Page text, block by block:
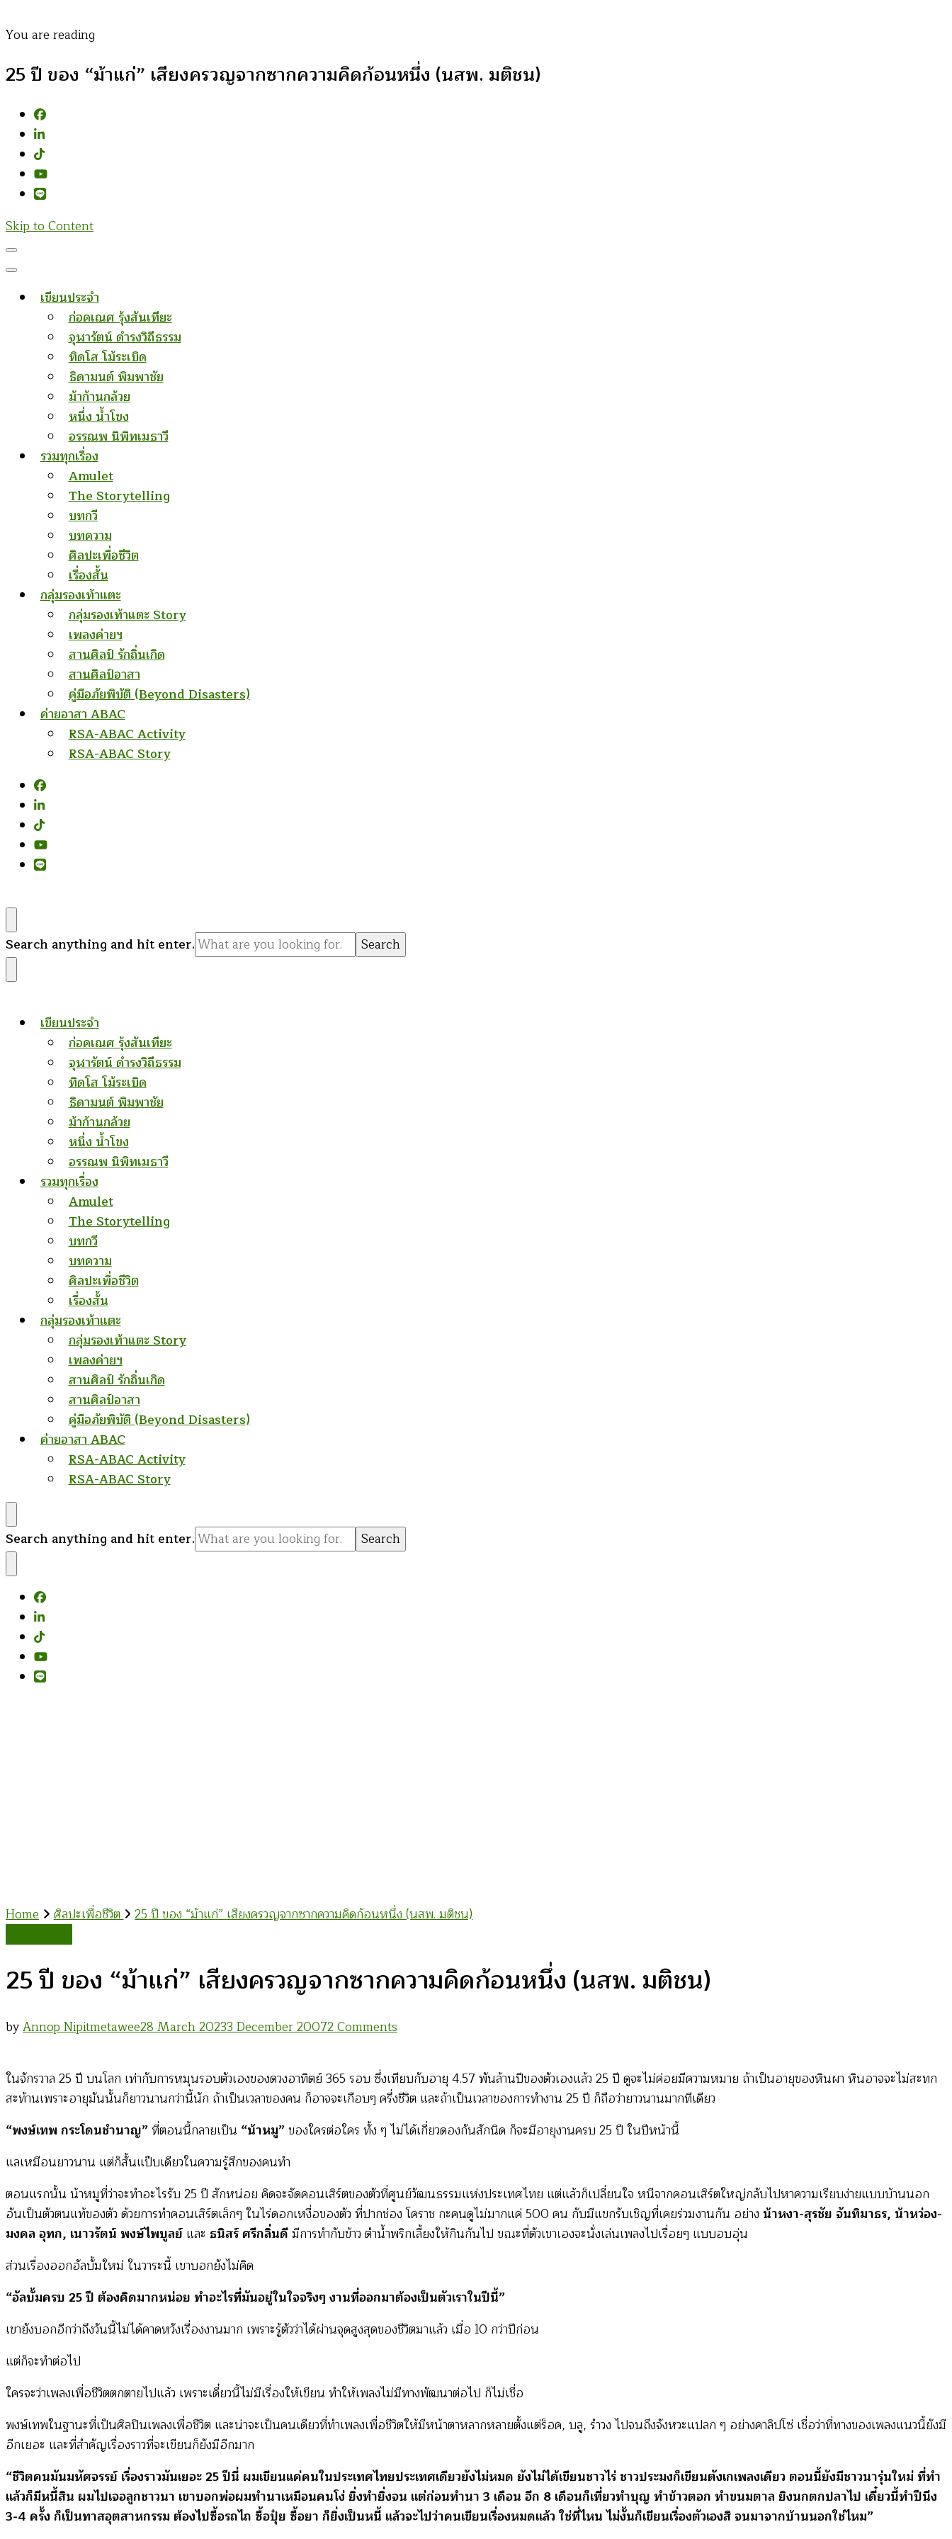
You are reading
25 ปี ของ “ม้าแก่” เสียงครวญจากซากความคิดก้อนหนึ่ง (นสพ. มติชน)
Skip to Content
เขียนประจำ
ก่อคเณศ รุ้งสันเทียะ
จุฬารัตน์ ดำรงวิถีธรรม
ทิดโส โม้ระเบิด
ธิดามนต์ พิมพาชัย
ม้าก้านกล้วย
หนึ่ง น้ำโขง
อรรณพ นิพิทเมธาวี
รวมทุกเรื่อง
Amulet
The Storytelling
บทกวี
บทความ
ศิลปะเพื่อชีวิต
เรื่องสั้น
กลุ่มรองเท้าแตะ
กลุ่มรองเท้าแตะ Story
เพลงค่ายฯ
สานศิลป์ รักถิ่นเกิด
สานศิลป์อาสา
คู่มือภัยพิบัติ (Beyond Disasters)
ค่ายอาสา ABAC
RSA-ABAC Activity
RSA-ABAC Story
Looking
for
Something?
Search anything and hit enter.
เขียนประจำ
ก่อคเณศ รุ้งสันเทียะ
จุฬารัตน์ ดำรงวิถีธรรม
ทิดโส โม้ระเบิด
ธิดามนต์ พิมพาชัย
ม้าก้านกล้วย
หนึ่ง น้ำโขง
อรรณพ นิพิทเมธาวี
รวมทุกเรื่อง
Amulet
The Storytelling
บทกวี
บทความ
ศิลปะเพื่อชีวิต
เรื่องสั้น
กลุ่มรองเท้าแตะ
กลุ่มรองเท้าแตะ Story
เพลงค่ายฯ
สานศิลป์ รักถิ่นเกิด
สานศิลป์อาสา
คู่มือภัยพิบัติ (Beyond Disasters)
ค่ายอาสา ABAC
RSA-ABAC Activity
RSA-ABAC Story
Looking
for
Something?
Search anything and hit enter.
Home ศิลปะเพื่อชีวิต 25 ปี ของ “ม้าแก่” เสียงครวญจากซากความคิดก้อนหนึ่ง (นสพ. มติชน)
25 ปี ของ “ม้าแก่” เสียงครวญจากซากความคิดก้อนหนึ่ง (นสพ. มติชน)
byAnnop Nipitmetawee28 March 20233 December 20072 Commentson
ของ
“ม้า
แก่”
จาก
ซาก
ความ
คิด
(นสพ.
มติ
ในจักรวาล 25 ปี บนโลก เท่ากับการหมุนรอบตัวเองของดวงอาทิตย์ 365 รอบ ซึ่งเทียบกับอายุ 4.57 พันล้านปีของตัวเองแล้ว 25 ปี ดูจะไม่ค่อยมีความหมาย ถ้าเป็นอายุของหินผา หินอาจจะไม่สะทก
สะท้านเพราะอายุมันนั้นก็ยาวนานกว่านี้นัก ถ้าเป็นเวลาของคน ก็อาจจะเกือบๆ ครึ่งชีวิต และถ้าเป็นเวลาของการทำงาน 25 ปี ก็ถือว่ายาวนานมากทีเดียว
“พงษ์เทพ กระโดนชำนาญ”ที่ตอนนี้กลายเป็น “น้าหมู”ของใครต่อใคร ทั้ง ๆ ไม่ได้เกี่ยวดองกันสักนิด ก็จะมีอายุงานครบ 25 ปี ในปีหน้านี้
แลเหมือนยาวนาน แต่ก็สั้นแป๊บเดียวในความรู้สึกของคนทำ
ตอนแรกนั้น น้าหมูที่ว่าจะทำอะไรรับ 25 ปี สักหน่อย คิดจะจัดคอนเสิร์ตของตัวที่ศูนย์วัฒนธรรมแห่งประเทศไทย แต่แล้วก็เปลี่ยนใจ หนีจากคอนเสิร์ตใหญ่กลับไปหาความเรียบง่ายแบบบ้านนอก
อันเป็นตัวตนแท้ของตัว ด้วยการทำคอนเสิร์ตเล็กๆ ในไร่ดอกเหงื่อของตัว ที่ปากช่อง โคราช กะคนดูไม่มากแค่ 500 คน กับมีแขกรับเชิญที่เคยร่วมงานกัน อย่าง น้าหงา-สุรชัย จันทิมาธร, น้าหว่อง-
มงคล อุทก, เนาวรัตน์ พงษ์ไพบูลย์ และ ธนิสร์ ศรีกลิ่นดีมีการทำกับข้าว ตำน้ำพริกเลี้ยงให้กินกันไป ขณะที่ตัวเขาเองจะนั่งเล่นเพลงไปเรื่อยๆ แบบอบอุ่น
ส่วนเรื่องออกอัลบั้มใหม่ ในวาระนี้ เขาบอกยังไม่คิด
“อัลบั้มครบ 25 ปี ต้องคิดมากหน่อย ทำอะไรที่มันอยู่ในใจจริงๆ งานที่ออกมาต้องเป็นตัวเราในปีนี้”
เขายังบอกอีกว่าถึงวันนี้ไม่ได้คาดหวังเรื่องงานมาก เพราะรู้ตัวว่าได้ผ่านจุดสูงสุดของชีวิตมาแล้ว เมื่อ 10 กว่าปีก่อน
แต่ก็จะทำต่อไป
ใครจะว่าเพลงเพื่อชีวิตตกตายไปแล้ว เพราะเดี๋ยวนี้ไม่มีเรื่องให้เขียน ทำให้เพลงไม่มีทางพัฒนาต่อไป ก็ไม่เชื่อ
พงษ์เทพในฐานะที่เป็นศิลปินเพลงเพื่อชีวิต และน่าจะเป็นคนเดียวที่ทำเพลงเพื่อชีวิตให้มีหน้าตาหลากหลายตั้งแต่ร็อค, บลู, รำวง ไปจนถึงจังหวะแปลก ๆ อย่างคาลิปโซ่ เชื่อว่าที่ทางของเพลงแนวนี้ยังมี
อีกเยอะ และที่สำคัญเรื่องราวที่จะเขียนก็ยังมีอีกมาก
“ชีวิตคนมันมหัศจรรย์ เรื่องราวมันเยอะ 25 ปีนี่ ผมเขียนแค่คนในประเทศไทยประเทศเดียวยังไม่หมด ยังไม่ได้เขียนชาวไร่ ชาวประมงก็เขียนตังเกเพลงเดียว ตอนนี้ยังมีชาวนารุ่นใหม่ ที่ทำ
แล้วก็มีหนี้สิน ผมไปเจอลูกชาวนา เขาบอกพ่อผมทำนาเหมือนคนโง่ ยิ่งทำยิ่งจน แต่ก่อนทำนา 3 เดือน อีก 8 เดือนก็เที่ยวทำบุญ ทำข้าวตอก ทำขนมตาล ยิงนกตกปลาไป เดี๋ยวนี้ทำปีนึง
3-4 ครั้ง ก็เป็นทาสอุตสาหกรรม ต้องไปซื้อรถไถ ซื้อปุ๋ย ซื้อยา ก็ยิ่งเป็นหนี้ แล้วจะไปว่าคนเขียนเรื่องหมดแล้ว ใช่ที่ไหน ไม่งั้นก็เขียนเรื่องตัวเองสิ จนมาจากบ้านนอกใช่ไหม”